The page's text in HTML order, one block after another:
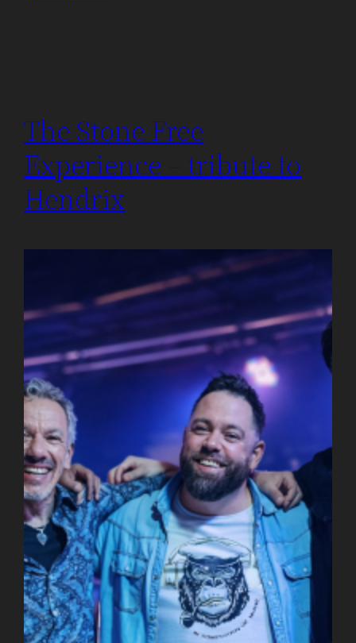
The Stone Free
Experience – tribute to
Hendrix